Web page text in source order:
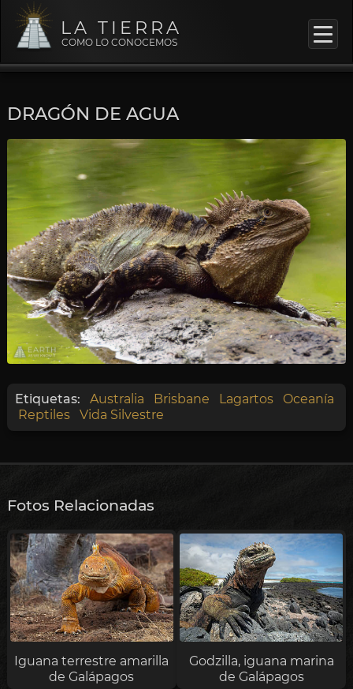
LA TIERRA
COMO LO CONOCEMOS
DRAGÓN DE AGUA
Etiquetas: Australia Brisbane Lagartos
Oceanía
Reptiles
Vida Silvestre
Fotos Relacionadas
Iguana terrestre amarilla
de Galápagos
Godzilla, iguana marina
de Galápagos